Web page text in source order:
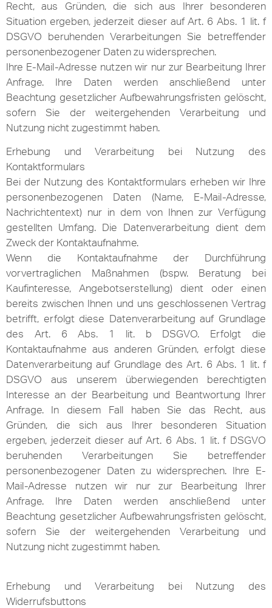
Recht, aus Gründen, die sich aus Ihrer besonderen
Situation ergeben, jederzeit dieser auf Art. 6 Abs. 1 lit. f
DSGVO beruhenden Verarbeitungen Sie betreffender
personenbezogener Daten zu widersprechen.
Ihre E-Mail-Adresse nutzen wir nur zur Bearbeitung Ihrer
Anfrage. Ihre Daten werden anschließend unter
Beachtung gesetzlicher Aufbewahrungsfristen gelöscht,
sofern Sie der weitergehenden Verarbeitung und
Nutzung nicht zugestimmt haben.
Erhebung und Verarbeitung bei Nutzung des
Kontaktformulars
Bei der Nutzung des Kontaktformulars erheben wir Ihre
personenbezogenen Daten (Name, E-Mail-Adresse,
Nachrichtentext) nur in dem von Ihnen zur Verfügung
gestellten Umfang. Die Datenverarbeitung dient dem
Zweck der Kontaktaufnahme.
Wenn die Kontaktaufnahme der Durchführung
vorvertraglichen Maßnahmen (bspw. Beratung bei
Kaufinteresse, Angebotserstellung) dient oder einen
bereits zwischen Ihnen und uns geschlossenen Vertrag
betrifft, erfolgt diese Datenverarbeitung auf Grundlage
des Art. 6 Abs. 1 lit. b DSGVO. Erfolgt die
Kontaktaufnahme aus anderen Gründen, erfolgt diese
Datenverarbeitung auf Grundlage des Art. 6 Abs. 1 lit. f
DSGVO aus unserem überwiegenden berechtigten
Interesse an der Bearbeitung und Beantwortung Ihrer
Anfrage. In diesem Fall haben Sie das Recht, aus
Gründen, die sich aus Ihrer besonderen Situation
ergeben, jederzeit dieser auf Art. 6 Abs. 1 lit. f DSGVO
beruhenden Verarbeitungen Sie betreffender
personenbezogener Daten zu widersprechen. Ihre E-
Mail-Adresse nutzen wir nur zur Bearbeitung Ihrer
Anfrage. Ihre Daten werden anschließend unter
Beachtung gesetzlicher Aufbewahrungsfristen gelöscht,
sofern Sie der weitergehenden Verarbeitung und
Nutzung nicht zugestimmt haben.
Erhebung und Verarbeitung bei Nutzung des
Widerrufsbuttons